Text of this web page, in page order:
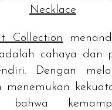
Necklace
Collection
cahaya dan
Dengan
menemukan
bahwa